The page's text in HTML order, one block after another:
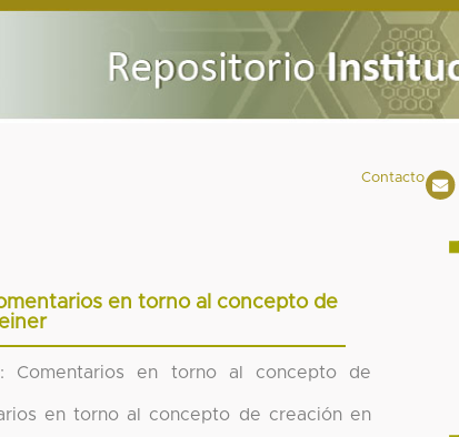
Contacto
en torno al concepto de
Comentarios en torno al concepto de
en torno al concepto de creación en